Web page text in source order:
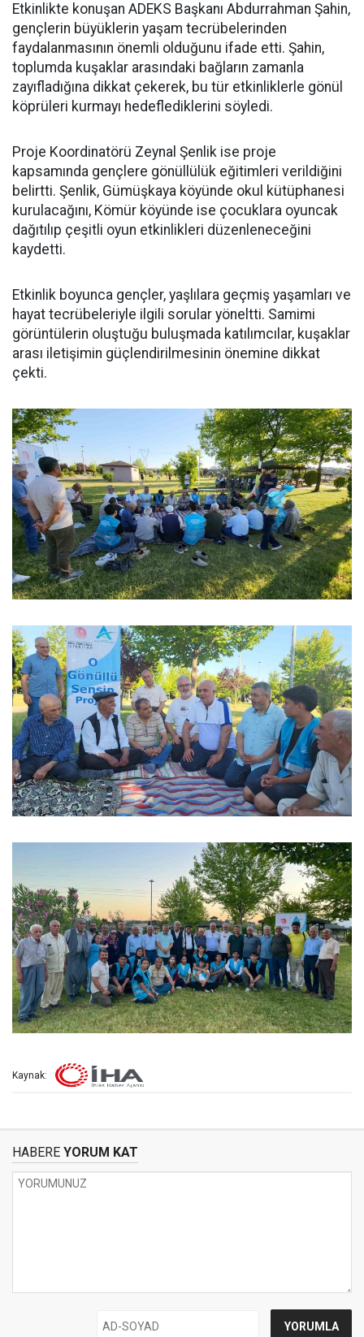
Etkinlikte konuşan ADEKS Başkanı Abdurrahman Şahin,
gençlerin büyüklerin yaşam tecrübelerinden
faydalanmasının önemli olduğunu ifade etti. Şahin,
toplumda kuşaklar arasındaki bağların zamanla
zayıfladığına dikkat çekerek, bu tür etkinliklerle gönül
köprüleri kurmayı hedeflediklerini söyledi.
Proje Koordinatörü Zeynal Şenlik ise proje
kapsamında gençlere gönüllülük eğitimleri verildiğini
belirtti. Şenlik, Gümüşkaya köyünde okul kütüphanesi
kurulacağını, Kömür köyünde ise çocuklara oyuncak
dağıtılıp çeşitli oyun etkinlikleri düzenleneceğini
kaydetti.
Etkinlik boyunca gençler, yaşlılara geçmiş yaşamları ve
hayat tecrübeleriyle ilgili sorular yöneltti. Samimi
görüntülerin oluştuğu buluşmada katılımcılar, kuşaklar
arası iletişimin güçlendirilmesinin önemine dikkat
çekti.
Kaynak:
HABERE YORUM KAT